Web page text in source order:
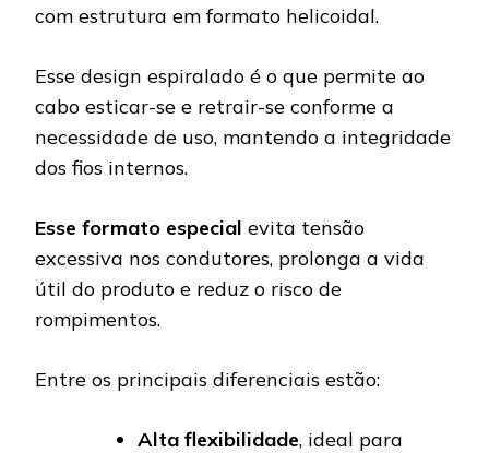
com estrutura em formato helicoidal.
Esse design espiralado é o que permite ao
cabo esticar-se e retrair-se conforme a
necessidade de uso, mantendo a integridade
dos fios internos.
Esse formato especial evita tensão
excessiva nos condutores, prolonga a vida
útil do produto e reduz o risco de
rompimentos.
Entre os principais diferenciais estão:
Alta flexibilidade, ideal para